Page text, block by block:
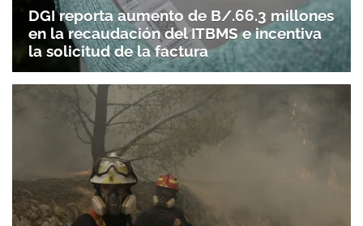
DGI reporta aumento de B/.66.3 millones
en la recaudación del ITBMS e incentiva
la solicitud de la factura